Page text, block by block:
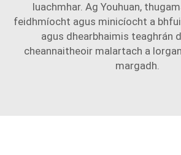
luachmhar. Ag Youhuan,
feidhmíocht agus minicíocht a
agus dhearbhaimis teaghrán
cheannaitheoir malartach a
margadh.